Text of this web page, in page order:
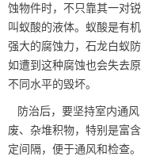
蚀物件时，不只靠其一对
叫蚁酸的液体。蚁酸是有
强大的腐蚀力，石龙白蚁
如遭到这种腐蚀也会失去
不同水平的毁坏。
防治后，要坚持室内通
废、杂堆积物，特别是富
定间隔，便于通风和检查。